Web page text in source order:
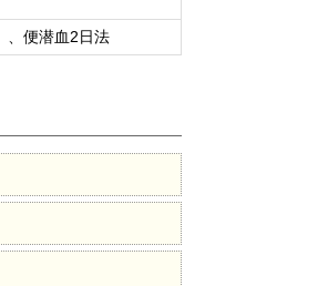
、便潜血2日法